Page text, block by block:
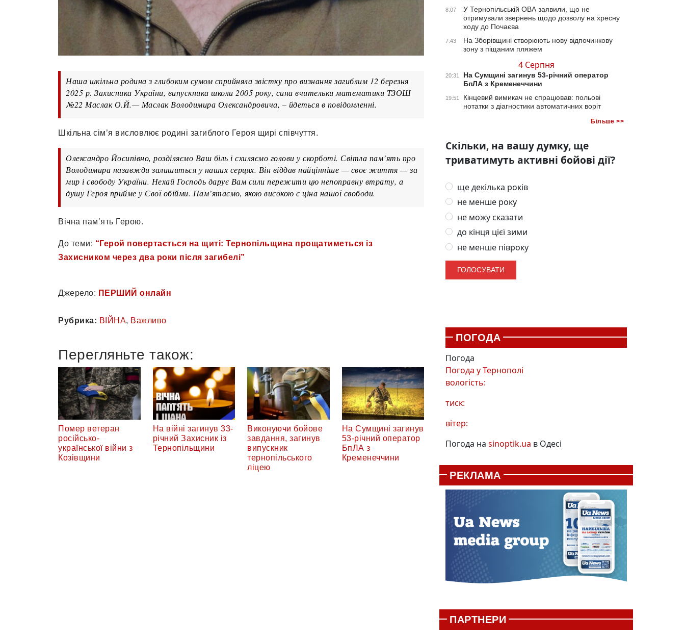
Наша шкільна родина з глибоким сумом сприйняла звістку про визнання загиблим 12 березня
2025 р. Захисника України, випускника школи 2005 року, сина вчительки математики ТЗОШ
№22 Маслак О.Й.— Маслак Володимира Олександровича, – йдеться в повідомленні.
Шкільна сім’я висловлює родині загиблого Героя щирі співчуття.
Олександро Йосипівно, розділяємо Ваш біль і схиляємо голови у скорботі. Світла пам’ять про
Володимира назавжди залишиться у наших серцях. Він віддав найцінніше — своє життя — за
мир і свободу України. Нехай Господь дарує Вам сили пережити цю непоправну втрату, а
душу Героя прийме у Свої обійми. Пам’ятаємо, якою високою є ціна нашої свободи.
Вічна пам’ять Герою.
До теми: “Герой повертається на щиті: Тернопільщина прощатиметься із
Захисником через два роки після загибелі”
Джерело: ПЕРШИЙ онлайн
Рубрика: ВІЙНА, Важливо
Перегляньте також:
Помер ветеран
російсько-
української війни з
Козівщини
На війні загинув 33-
річний Захисник із
Тернопільщини
Виконуючи бойове
завдання, загинув
випускник
тернопільського
ліцею
На Сумщині загинув
53-річний оператор
БпЛА з
Кременеччини
8:07
У Тернопільській ОВА заявили, що не
отримували звернень щодо дозволу на хресну
ходу до Почаєва
7:43
На Зборівщині створюють нову відпочинкову
зону з піщаним пляжем
4 Серпня
20:31
На Сумщині загинув 53-річний оператор
БпЛА з Кременеччини
19:51
Кінцевий вимикач не спрацював: польові
нотатки з діагностики автоматичних воріт
Більше >>
Скільки, на вашу думку, ще
триватимуть активні бойові дії?
ще декілька років
не менше року
не можу сказати
до кінця цієї зими
не менше півроку
ПОГОДА
Погода
Погода уТернополі
вологість:
тиск:
вітер:
Погода на sinoptik.ua в Одесі
РЕКЛАМА
ПАРТНЕРИ